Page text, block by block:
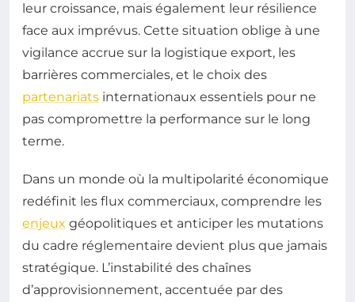
leur croissance, mais également leur résilience
face aux imprévus. Cette situation oblige à une
vigilance accrue sur la logistique export, les
barrières commerciales, et le choix des
partenariats internationaux essentiels pour ne
pas compromettre la performance sur le long
terme.
Dans un monde où la multipolarité économique
redéfinit les flux commerciaux, comprendre les
enjeux géopolitiques et anticiper les mutations
du cadre réglementaire devient plus que jamais
stratégique. L’instabilité des chaînes
d’approvisionnement, accentuée par des